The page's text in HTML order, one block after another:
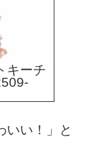
キーチ
いい！」と